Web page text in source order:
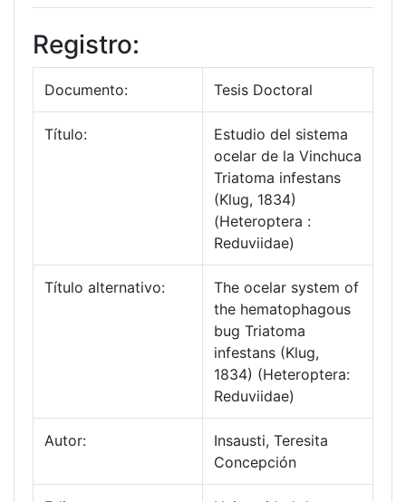
Registro:
Documento: Tesis Doctoral
Título:
Estudio del sistema
ocelar de la Vinchuca
Triatoma infestans
(Klug, 1834)
(Heteroptera :
Reduviidae)
Título alternativo:
The ocelar system of
the hematophagous
bug Triatoma
infestans (Klug,
1834) (Heteroptera:
Reduviidae)
Autor:
Insausti, Teresita
Concepción